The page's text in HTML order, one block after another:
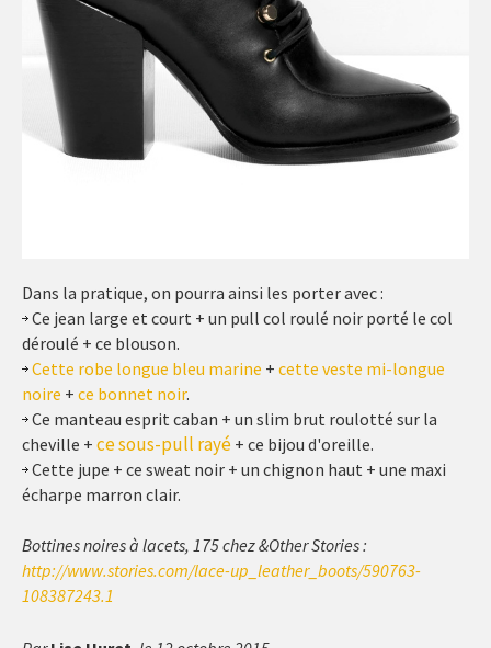
Dans la pratique, on pourra ainsi les porter avec :
Ce jean large et court + un pull col roulé noir porté le col
déroulé + ce blouson.
Cette robe longue bleu marine + cette veste mi-longue
noire + ce bonnet noir.
Ce manteau esprit caban + un slim brut roulotté sur la
cheville + ce sous-pull rayé + ce bijou d'oreille.
Cette jupe + ce sweat noir + un chignon haut + une maxi
écharpe marron clair.
Bottines noires à lacets, 175 chez &Other Stories :
http://www.stories.com/lace-up_leather_boots/590763-
108387243.1